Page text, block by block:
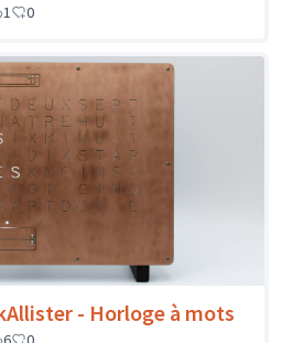
1 0
- Horloge à mots